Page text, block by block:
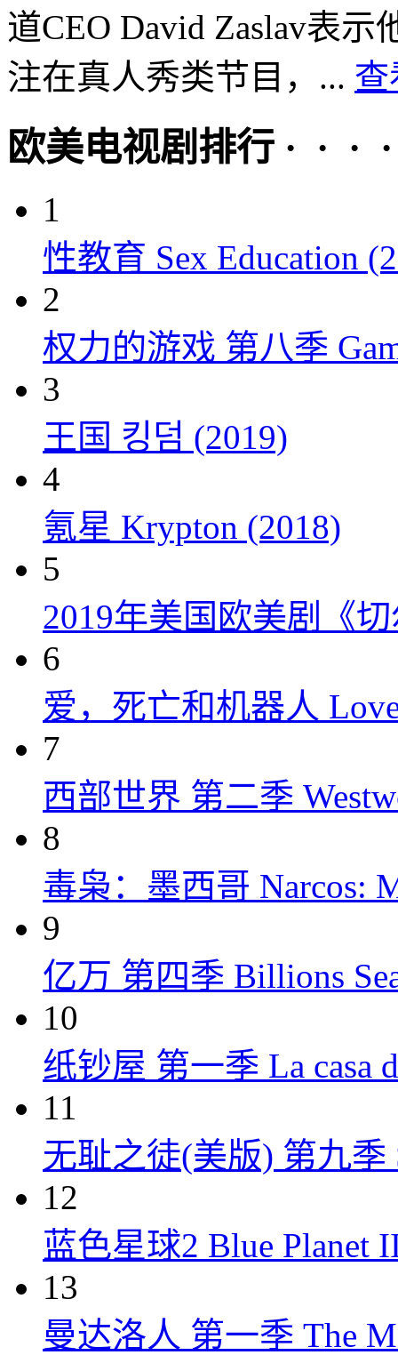
道CEO David Zaslav表
注在真人秀类节目，... 查
欧美电视剧排行 · · ·
1
性教育 Sex Education
2
权力的游戏 第八季
3
王国 킹덤 (2019)
4
氪星 Krypton (2018)
5
2019年美国欧美剧《
6
爱，死亡和机器人
7
西部世界 第二季
8
毒枭：墨西哥 Narcos:
9
亿万 第四季 Billions
10
纸钞屋 第一季 La casa
11
无耻之徒(美版) 第九季
12
蓝色星球2 Blue Planet
13
曼达洛人 第一季 The